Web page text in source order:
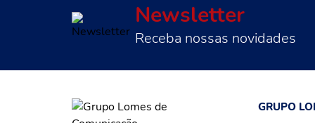
Newsletter
Receba nossas novidades
GRUPO